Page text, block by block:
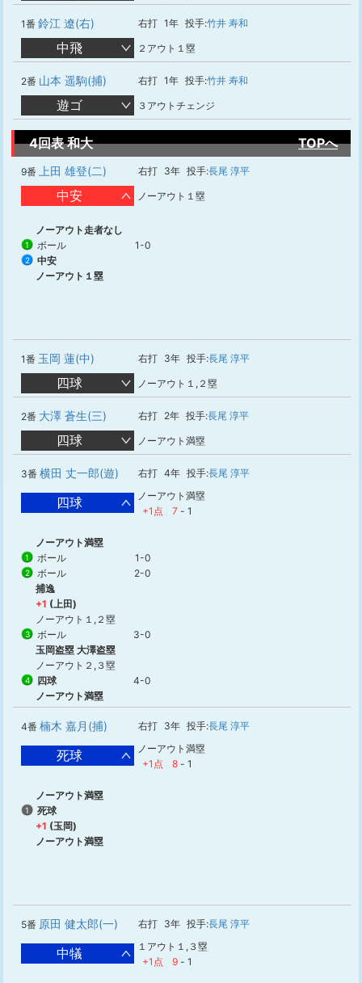
1番 鈴江 遼(右) 右打 1年 投手:竹井 寿和
中飛 ２アウト１塁
2番 山本 遥駒(捕) 右打 1年 投手:竹井 寿和
遊ゴ ３アウトチェンジ
4回表 和大 TOPへ
9番 上田 雄登(二) 右打 3年 投手:長尾 淳平
中安 ノーアウト１塁
ノーアウト走者なし
1 ボール 1-0
2
中安
ノーアウト１塁
1番 玉岡 蓮(中) 右打 3年 投手:長尾 淳平
四球 ノーアウト１,２塁
2番 大澤 蒼生(三) 右打 2年 投手:長尾 淳平
四球 ノーアウト満塁
3番 横田 丈一郎(遊) 右打 4年 投手:長尾 淳平
四球
ノーアウト満塁
+1点
7 - 1
ノーアウト満塁
1 ボール 1-0
2 ボール
2-0
捕逸
+1 (上田)
ノーアウト１,２塁
3 ボール
3-0
玉岡盗塁 大澤盗塁
ノーアウト２,３塁
4 四球
4-0
ノーアウト満塁
4番 楠木 嘉月(捕) 右打 3年 投手:長尾 淳平
死球
ノーアウト満塁
+1点
8 - 1
ノーアウト満塁
1
死球
+1 (玉岡)
ノーアウト満塁
5番 原田 健太郎(一) 右打 3年 投手:長尾 淳平
中犠
１アウト１,３塁
+1点
9 - 1